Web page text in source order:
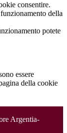
consentire.
della
potete
essere
della cookie
Argentia-